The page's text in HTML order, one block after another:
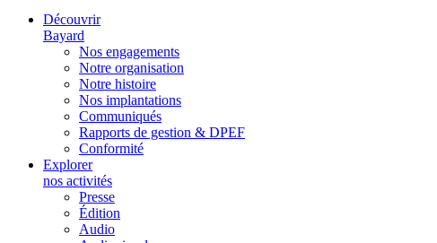
Découvrir
Bayard
Nos engagements
Notre organisation
Notre histoire
Nos implantations
Communiqués
Rapports de gestion & DPEF
Conformité
Explorer
nos activités
Presse
Édition
Audio